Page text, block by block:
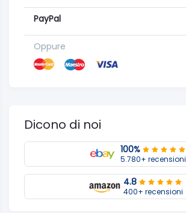
PayPal
Oppure
Dicono di noi
100%
5.780+ recensioni
4.8
400+ recensioni